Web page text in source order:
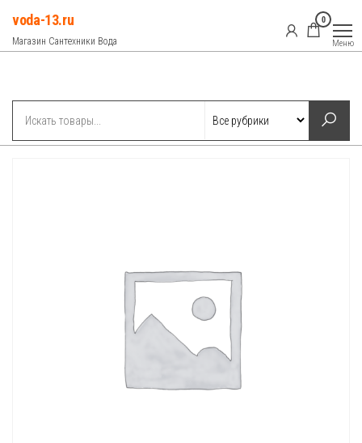
Перейти
содержимому
voda-13.ru
Магазин Сантехники Вода
0
Меню